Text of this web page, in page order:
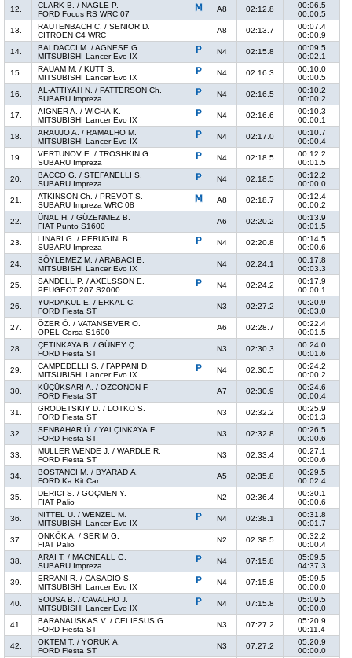
12.
CLARK B. / NAGLE P.
FORD Focus RS WRC 07
A8 02:12.8
00:06.5
00:00.5
13.
RAUTENBACH C. / SENIOR D.
CITROËN C4 WRC
A8 02:13.7
00:07.4
00:00.9
14.
BALDACCI M. / AGNESE G.
MITSUBISHI Lancer Evo IX
N4 02:15.8
00:09.5
00:02.1
15.
RAUAM M. / KUTT S.
MITSUBISHI Lancer Evo IX
N4 02:16.3
00:10.0
00:00.5
16.
AL-ATTIYAH N. / PATTERSON Ch.
SUBARU Impreza
N4 02:16.5
00:10.2
00:00.2
17.
AIGNER A. / WICHA K.
MITSUBISHI Lancer Evo IX
N4 02:16.6
00:10.3
00:00.1
18.
ARAUJO A. / RAMALHO M.
MITSUBISHI Lancer Evo IX
N4 02:17.0
00:10.7
00:00.4
19.
VERTUNOV E. / TROSHKIN G.
SUBARU Impreza
N4 02:18.5
00:12.2
00:01.5
20.
BACCO G. / STEFANELLI S.
SUBARU Impreza
N4 02:18.5
00:12.2
00:00.0
21.
ATKINSON Ch. / PREVOT S.
SUBARU Impreza WRC 08
A8 02:18.7
00:12.4
00:00.2
22.
ÜNAL H. / GÜZENMEZ B.
FIAT Punto S1600
A6 02:20.2
00:13.9
00:01.5
23.
LINARI G. / PERUGINI B.
SUBARU Impreza
N4 02:20.8
00:14.5
00:00.6
24.
SÖYLEMEZ M. / ARABACI B.
MITSUBISHI Lancer Evo IX
N4 02:24.1
00:17.8
00:03.3
25.
SANDELL P. / AXELSSON E.
PEUGEOT 207 S2000
N4 02:24.2
00:17.9
00:00.1
26.
YURDAKUL E. / ERKAL C.
FORD Fiesta ST
N3 02:27.2
00:20.9
00:03.0
27.
ÖZER Ö. / VATANSEVER O.
OPEL Corsa S1600
A6 02:28.7
00:22.4
00:01.5
28.
ÇETINKAYA B. / GÜNEY Ç.
FORD Fiesta ST
N3 02:30.3
00:24.0
00:01.6
29.
CAMPEDELLI S. / FAPPANI D.
MITSUBISHI Lancer Evo IX
N4 02:30.5
00:24.2
00:00.2
30.
KÜÇÜKSARI A. / OZCONON F.
FORD Fiesta ST
A7 02:30.9
00:24.6
00:00.4
31.
GRODETSKIY D. / LOTKO S.
FORD Fiesta ST
N3 02:32.2
00:25.9
00:01.3
32.
SENBAHAR Ü. / YALÇINKAYA F.
FORD Fiesta ST
N3 02:32.8
00:26.5
00:00.6
33.
MULLER WENDE J. / WARDLE R.
FORD Fiesta ST
N3 02:33.4
00:27.1
00:00.6
34.
BOSTANCI M. / BYARAD A.
FORD Ka Kit Car
A5 02:35.8
00:29.5
00:02.4
35.
DERICI S. / GOÇMEN Y.
FIAT Palio
N2 02:36.4
00:30.1
00:00.6
36.
NITTEL U. / WENZEL M.
MITSUBISHI Lancer Evo IX
N4 02:38.1
00:31.8
00:01.7
37.
ONKÖK A. / SERIM G.
FIAT Palio
N2 02:38.5
00:32.2
00:00.4
38.
ARAI T. / MACNEALL G.
SUBARU Impreza
N4 07:15.8
05:09.5
04:37.3
39.
ERRANI R. / CASADIO S.
MITSUBISHI Lancer Evo IX
N4 07:15.8
05:09.5
00:00.0
40.
SOUSA B. / CAVALHO J.
MITSUBISHI Lancer Evo IX
N4 07:15.8
05:09.5
00:00.0
41.
BARANAUSKAS V. / CELIESUS G.
FORD Fiesta ST
N3 07:27.2
05:20.9
00:11.4
42.
ÖKTEM T. / YORUK A.
FORD Fiesta ST
N3 07:27.2
05:20.9
00:00.0